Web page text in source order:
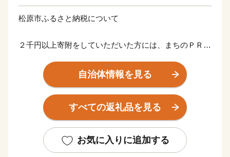
松原市ふるさと納税について
２千円以上寄附をしていただいた方には、まちのＰＲも
【ご注意】
※お礼の品のお届けには1～2ヶ月程度かかることがあり
おりません。
※特典の送付は、松原市外にお住まいの方に限らせてい
自治体情報を見る
すべての返礼品を見る
お気に入りに追加する